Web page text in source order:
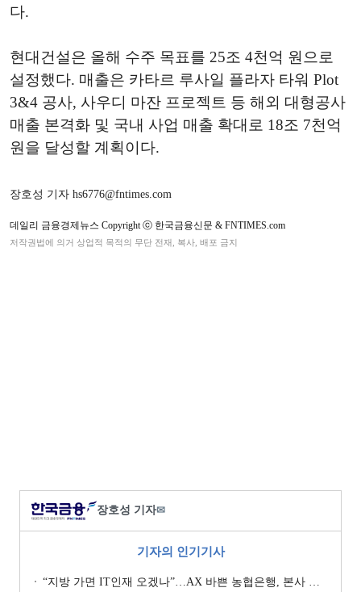
다.
현대건설은 올해 수주 목표를 25조 4천억 원으로
설정했다. 매출은 카타르 루사일 플라자 타워 Plot
3&4 공사, 사우디 마잔 프로젝트 등 해외 대형공사
매출 본격화 및 국내 사업 매출 확대로 18조 7천억
원을 달성할 계획이다.
장호성 기자 hs6776@fntimes.com
데일리 금융경제뉴스 Copyright ⓒ 한국금융신문 & FNTIMES.com
저작권법에 의거 상업적 목적의 무단 전재, 복사, 배포 금지
장호성 기자✉
기자의 인기기사
“지방 가면 IT인재 오겠나”…AX 바쁜 농협은행, 본사 이전설에 ‘긴장’ [막 오른 금융권 하투(夏鬪)]